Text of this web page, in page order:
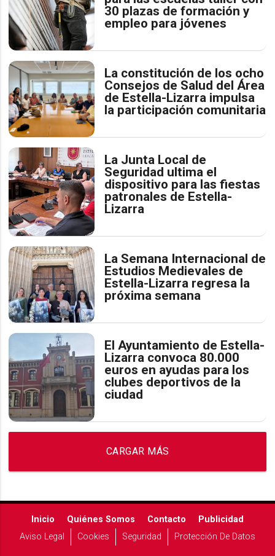
30 plazas de formación y
empleo para jóvenes
La constitución de los ocho
Consejos de Salud del Área
de Estella-Lizarra impulsa
la participación comunitaria
La Junta Local de
Seguridad ultima el
dispositivo para las fiestas
patronales de Estella-
Lizarra
La Semana Internacional de
Estudios Medievales de
Estella-Lizarra regresa la
próxima semana
El Ayuntamiento de Estella-
Lizarra convoca 80.000
euros en ayudas para los
clubes deportivos de la
ciudad
CARGAR MÁS
Inicio Quiénes Somos Contacto
Publicidad
Aviso Legal
Cookies Seguridad Protección De Datos